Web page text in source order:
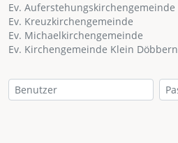
Ev. Auferstehungskirchengemeinde
Ev. Kreuzkirchengemeinde
Ev. Michaelkirchengemeinde
Ev. Kirchengemeinde Klein Döbbern